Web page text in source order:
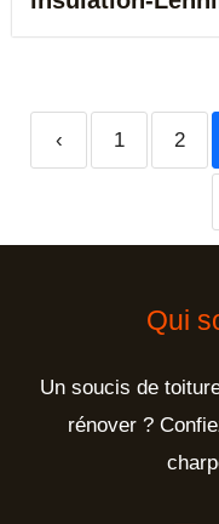
‹ 1 2
Qui
Un soucis de
rénover ?